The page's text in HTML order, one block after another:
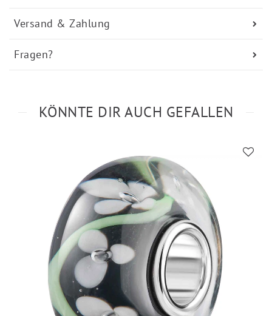
Versand & Zahlung
Fragen?
KÖNNTE DIR AUCH GEFALLEN